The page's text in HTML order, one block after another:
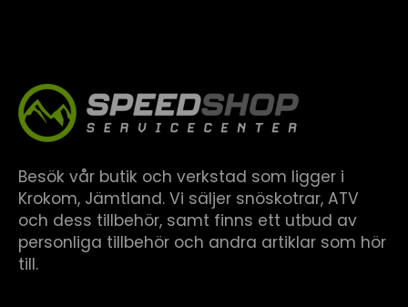
Besök vår butik och verkstad som ligger i
Krokom, Jämtland. Vi säljer snöskotrar, ATV
och dess tillbehör, samt finns ett utbud av
personliga tillbehör och andra artiklar som hör
till.